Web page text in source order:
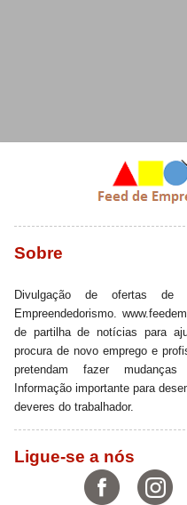
Sobre
Divulgação de ofertas de
Empreendedorismo.
de partilha de notícias para
procura de novo emprego e
pretendam fazer
Informação importante para
deveres do trabalhador.
Ligue-se a nós